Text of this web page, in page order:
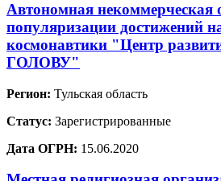
Автономная некоммерческая
популяризации достижений
космонавтики "Центр
ГОЛОВУ"
Регион: Тульская область
Статус: Зарегистрированные
Дата ОГРН: 15.06.2020